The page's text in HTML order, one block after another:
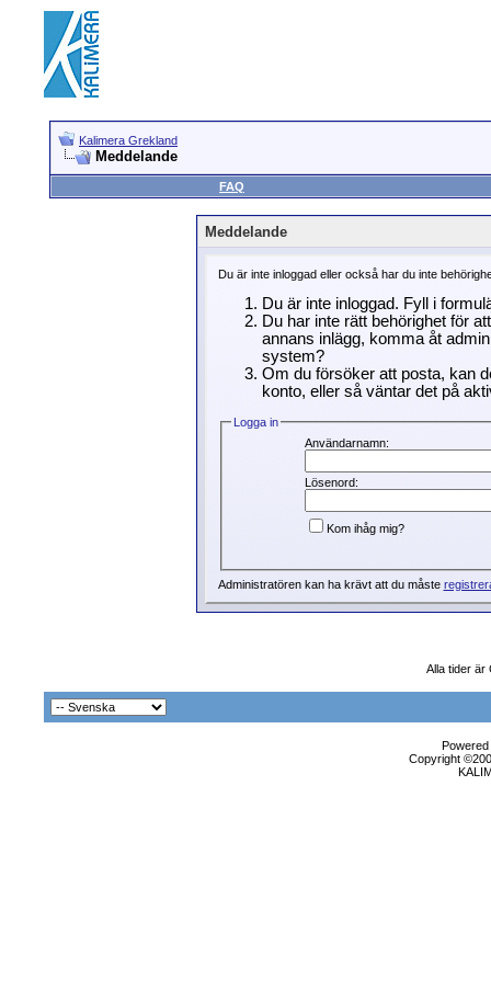
Kalimera Grekland
Meddelande
FAQ
Meddelande
Du är inte inloggad eller också har du inte
Du är inte inloggad. Fyll i
Du har inte rätt behörighet för
annans inlägg, komma åt
system?
Om du försöker att posta, kan
konto, eller så väntar det på
Logga in
Användarnamn:
Lösenord:
Kom ihåg mig?
Administratören kan ha krävt att du måste
Alla tider är
Copyright